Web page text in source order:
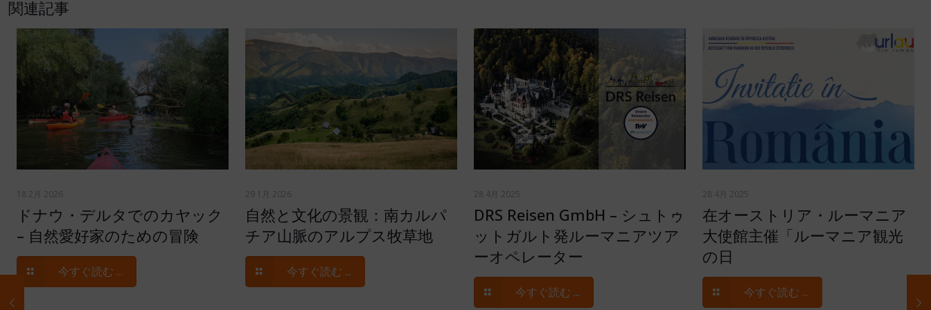
関連記事
18 2月 2026
ドナウ・デルタでのカヤック
– 自然愛好家のための冒険
今すぐ読む ...
29 1月 2026
自然と文化の景観：南カルパ
チア山脈のアルプス牧草地
今すぐ読む ...
28 4月 2025
DRS Reisen GmbH – シュトゥ
ットガルト発ルーマニアツア
ーオペレーター
今すぐ読む ...
28 4月 2025
在オーストリア・ルーマニア
大使館主催「ルーマニア観光
の日
今すぐ読む ...